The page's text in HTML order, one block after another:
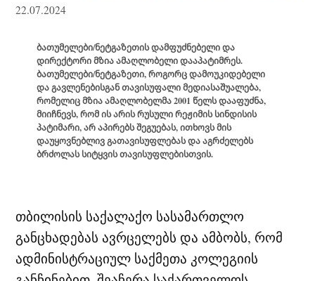
22.07.2024
ბათუმელები/ნეტგაზეთის დამფუძნებელი და
დირექტორი მზია ამაღლობელი დააპატიმრეს.
ბათუმელები/ნეტგაზეთი, როგორც დამოუკიდებელი
და გავლენებისგან თავისუფალი მედიასაშუალება,
რომელიც მზია ამაღლობელმა 2001 წელს დააფუძნა,
მიიჩნევს, რომ ის არის რუსული რეჟიმის სინდისის
პატიმარი, არ აპირებს შეგუებას, ითხოვს მის
დაუყოვნებლივ გათავისუფლებას და აგრძელებს
ბრძოლას სიტყვის თავისუფლებისთვის.
თბილისის საქალაქო სასამართლო
განცხადებას ავრცელებს და ამბობს, რომ
ადმინისტრაციულ საქმეთა კოლეგიის